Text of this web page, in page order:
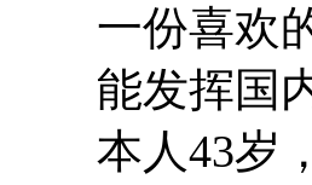
一份喜欢
能发挥国
本人43岁